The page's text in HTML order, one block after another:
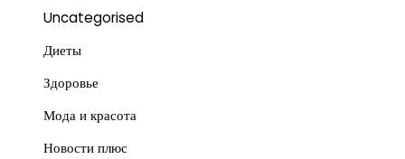
Uncategorised
Диеты
Здоровье
Мода и красота
Новости плюс